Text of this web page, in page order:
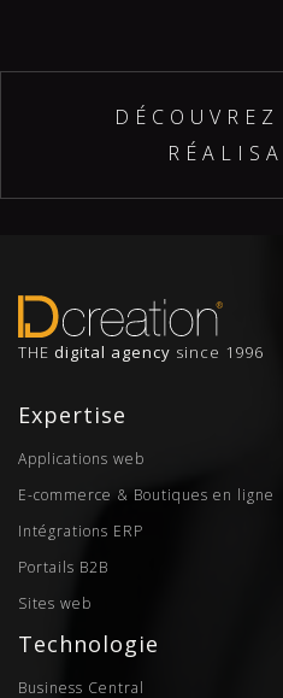
THE digital agency since 1996
Expertise
Applications web
E-commerce & Boutiques en ligne
Intégrations ERP
Portails B2B
Sites web
Technologie
Business Central